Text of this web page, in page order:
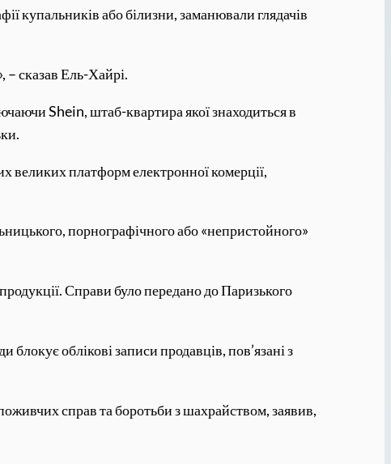
купальників або білизни, заманювали глядачів
сказав Ель-Хайрі.
Shein, штаб-квартира якої знаходиться в
платформ електронної комерції,
порнографічного або «непристойного»
Справи було передано до Паризького
облікові записи продавців, пов’язані з
справ та боротьби з шахрайством, заявив,